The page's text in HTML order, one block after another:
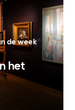
de week
het